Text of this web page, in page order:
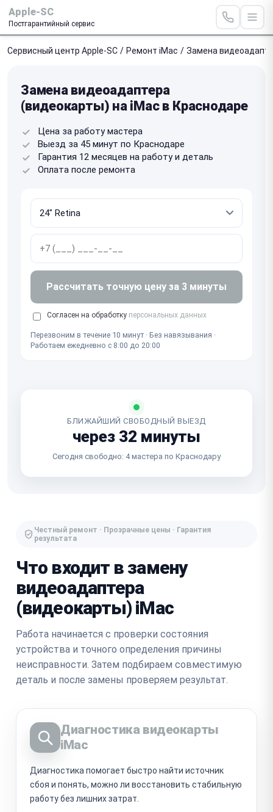
Apple-SC
Постгарантийный сервис
Сервисный центр Apple-SC / Ремонт iMac / Замена
Замена видеоадаптера
(видеокарты) на iMac в Краснодаре
Цена за работу мастера
Выезд за 45 минут по Краснодаре
Гарантия 12 месяцев на работу и деталь
Оплата после ремонта
Рассчитать точную цену за 3 минуты
Согласен на обработку персональных данных
Перезвоним в течение 10 минут · Без навязывания ·
Работаем ежедневно с 8:00 до 20:00
БЛИЖАЙШИЙ СВОБОДНЫЙ ВЫЕЗД
через 32 минуты
Сегодня свободно: 4 мастера по Краснодару
Честный ремонт · Прозрачные цены · Гарантия
результата
Что входит в замену
видеоадаптера
(видеокарты) iMac
Работа начинается с проверки состояния
устройства и точного определения причины
неисправности. Затем подбираем совместимую
деталь и после замены проверяем результат.
Диагностика видеокарты
iMac
Диагностика помогает быстро найти источник
сбоя и понять, можно ли восстановить стабильную
работу без лишних затрат.